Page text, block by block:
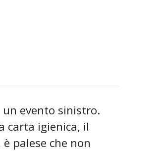
evento sinistro.
carta igienica, il
palese che non